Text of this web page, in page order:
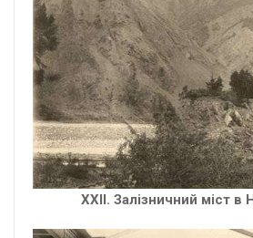
XXІІ. Залізничний міст в